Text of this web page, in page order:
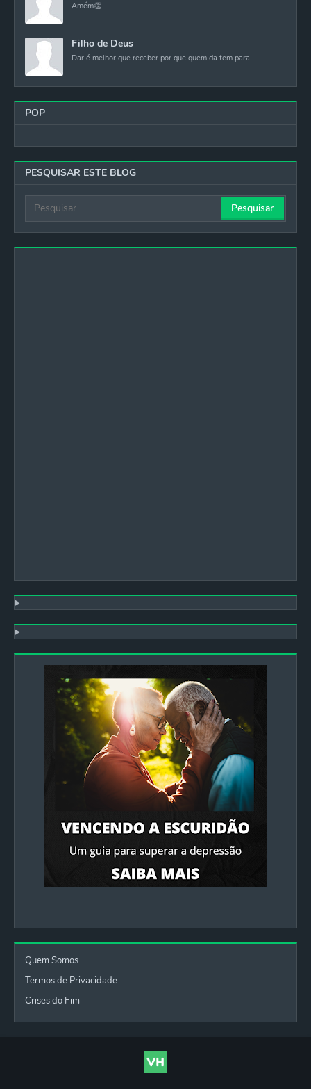
Amém👏
Filho de Deus
Dar é melhor que receber por que quem da tem para ...
POP
PESQUISAR ESTE BLOG
Quem Somos
Termos de Privacidade
Crises do Fim